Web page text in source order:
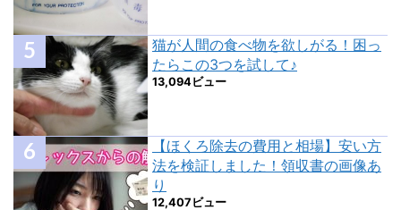
猫が人間の食べ物を欲しがる！困っ
たらこの3つを試して♪
13,094ビュー
【ほくろ除去の費用と相場】安い方
法を検証しました！領収書の画像あ
り
12,407ビュー